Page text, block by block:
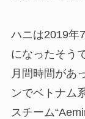
ハニは2019年
になったそう
月間時間があ
ンでベトナム
スチーム